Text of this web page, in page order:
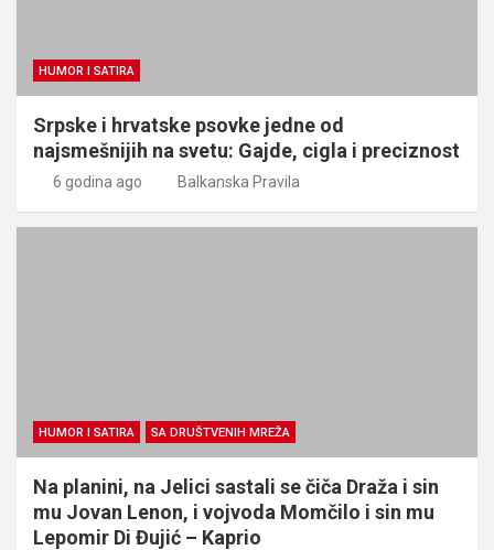
HUMOR I SATIRA
Srpske i hrvatske psovke jedne od
najsmešnijih na svetu: Gajde, cigla i preciznost
6 godina ago Balkanska Pravila
HUMOR I SATIRA SA DRUŠTVENIH MREŽA
Na planini, na Jelici sastali se čiča Draža i sin
mu Jovan Lenon, i vojvoda Momčilo i sin mu
Lepomir Di Đujić – Kaprio